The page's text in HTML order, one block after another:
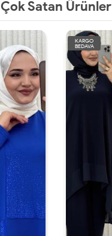
Çok Satan Ürünler
KARGO
BEDAVA